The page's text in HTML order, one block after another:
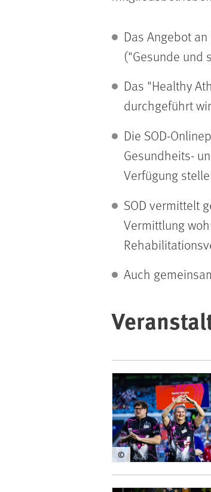
Das Angebot
("Gesunde und
Das "Healthy
durchgeführt
Die SOD-
Gesundheits-
Verfügung
SOD vermittelt
Vermittlung
Auch
©